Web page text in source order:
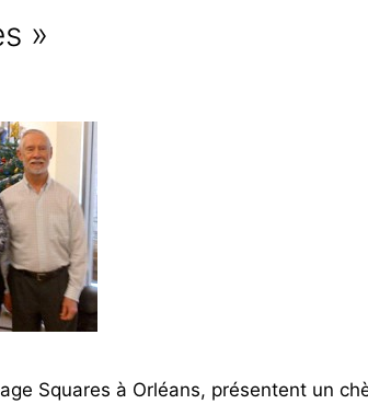
»
Squares à Orléans, présentent un